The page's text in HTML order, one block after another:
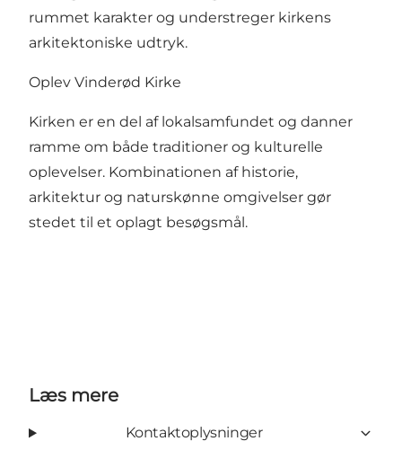
rummet karakter og understreger kirkens
arkitektoniske udtryk.
Oplev Vinderød Kirke
Kirken er en del af lokalsamfundet og danner
ramme om både traditioner og kulturelle
oplevelser. Kombinationen af historie,
arkitektur og naturskønne omgivelser gør
stedet til et oplagt besøgsmål.
Læs mere
Kontaktoplysninger